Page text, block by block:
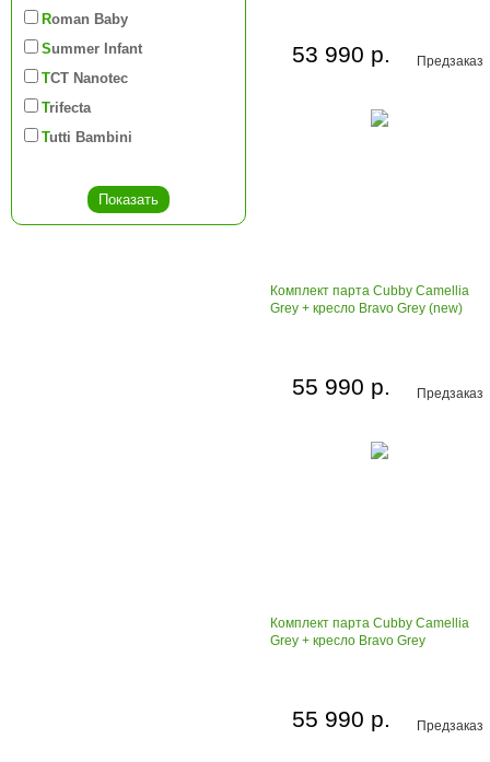
Roman Baby
Summer Infant
TCT Nanotec
Trifecta
Tutti Bambini
Предзаказ
53 990 р.
Комплект парта Cubby Camellia
Grey + кресло Bravo Grey (new)
Предзаказ
55 990 р.
Комплект парта Cubby Camellia
Grey + кресло Bravo Grey
Предзаказ
55 990 р.